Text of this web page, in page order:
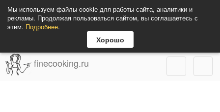
Мы используем файлы cookie для работы сайта, аналитики и
рекламы. Продолжая пользоваться сайтом, вы соглашаетесь с
этим. Подробнее.
Хорошо
finecooking.ru